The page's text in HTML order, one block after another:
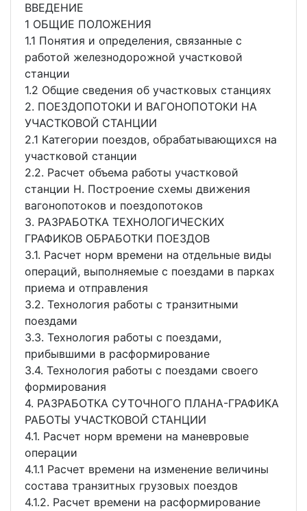
ВВЕДЕНИЕ
1 ОБЩИЕ ПОЛОЖЕНИЯ
1.1 Понятия и определения, связанные с
работой железнодорожной участковой
станции
1.2 Общие сведения об участковых станциях
2. ПОЕЗДОПОТОКИ И ВАГОНОПОТОКИ НА
УЧАСТКОВОЙ СТАНЦИИ
2.1 Категории поездов, обрабатывающихся на
участковой станции
2.2. Расчет объема работы участковой
станции Н. Построение схемы движения
вагонопотоков и поездопотоков
3. РАЗРАБОТКА ТЕХНОЛОГИЧЕСКИХ
ГРАФИКОВ ОБРАБОТКИ ПОЕЗДОВ
3.1. Расчет норм времени на отдельные виды
операций, выполняемые с поездами в парках
приема и отправления
3.2. Технология работы с транзитными
поездами
3.3. Технология работы с поездами,
прибывшими в расформирование
3.4. Технология работы с поездами своего
формирования
4. РАЗРАБОТКА СУТОЧНОГО ПЛАНА-ГРАФИКА
РАБОТЫ УЧАСТКОВОЙ СТАНЦИИ
4.1. Расчет норм времени на маневровые
операции
4.1.1 Расчет времени на изменение величины
состава транзитных грузовых поездов
4.1.2. Расчет времени на расформирование